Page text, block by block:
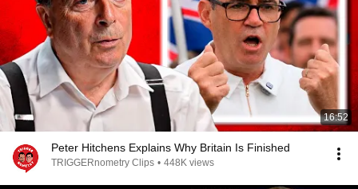
16:52
Peter Hitchens Explains Why Britain Is Finished
TRIGGERnometry Clips • 448K views